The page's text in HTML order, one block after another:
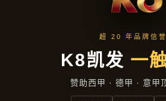
成效展示
首页 成效展示